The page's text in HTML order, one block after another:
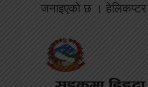
जनाइएको छ ।